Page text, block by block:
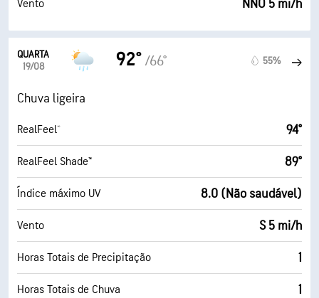
Vento NNO 5 mi/h
QUARTA
19/08
92° /66° 55%
Chuva ligeira
RealFeel® 94°
RealFeel Shade™ 89°
Índice máximo UV 8.0 (Não saudável)
Vento S 5 mi/h
Horas Totais de Precipitação 1
Horas Totais de Chuva 1